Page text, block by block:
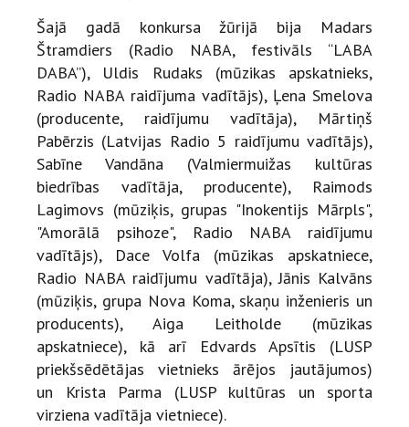
Šajā gadā konkursa žūrijā bija Madars
Štramdiers (Radio NABA, festivāls “LABA
DABA”), Uldis Rudaks (mūzikas apskatnieks,
Radio NABA raidījuma vadītājs), Ļena Smelova
(producente, raidījumu vadītāja), Mārtiņš
Pabērzis (Latvijas Radio 5 raidījumu vadītājs),
Sabīne Vandāna (Valmiermuižas kultūras
biedrības vadītāja, producente), Raimods
Lagimovs (mūziķis, grupas "Inokentijs Mārpls",
"Amorālā psihoze", Radio NABA raidījumu
vadītājs), Dace Volfa (mūzikas apskatniece,
Radio NABA raidījumu vadītāja), Jānis Kalvāns
(mūziķis, grupa Nova Koma, skaņu inženieris un
producents), Aiga Leitholde (mūzikas
apskatniece), kā arī Edvards Apsītis (LUSP
priekšsēdētājas vietnieks ārējos jautājumos)
un Krista Parma (LUSP kultūras un sporta
virziena vadītāja vietniece).